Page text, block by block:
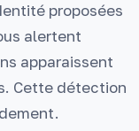
proposées
alertent
apparaissent
Cette détection